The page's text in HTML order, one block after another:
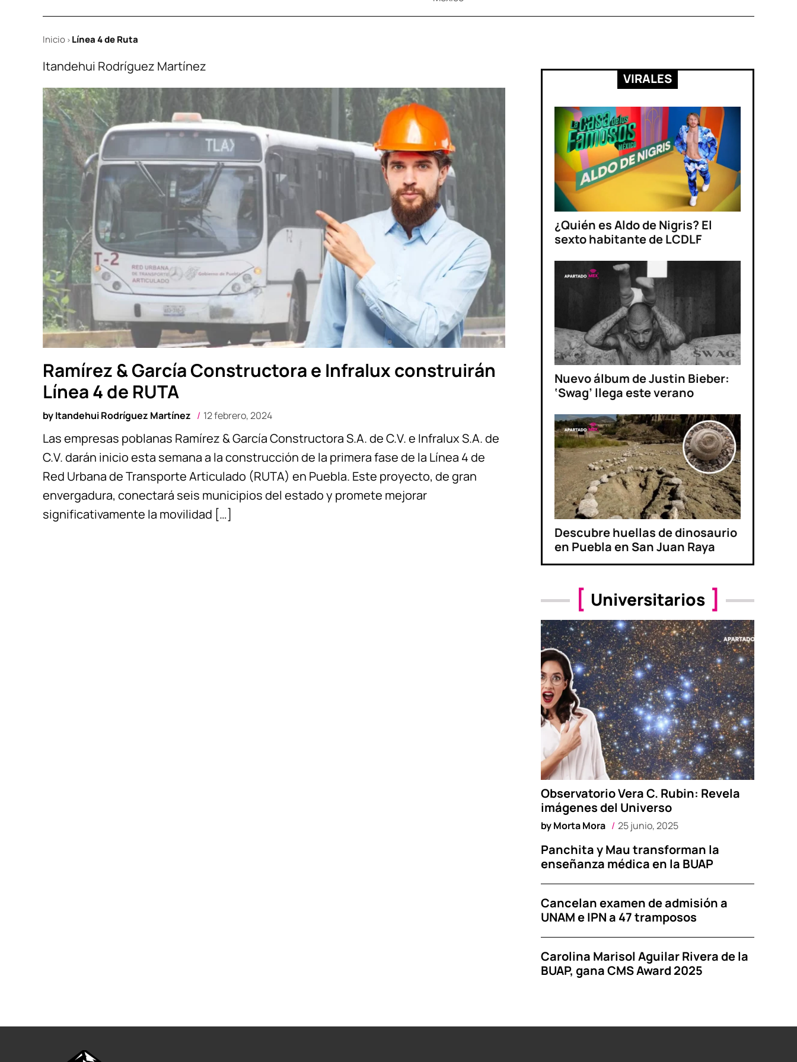
Inicio > Línea 4 de Ruta
Itandehui Rodríguez Martínez
Ramírez & García Constructora e Infralux construirán
Línea 4 de RUTA
byItandehui Rodríguez Martínez 12 febrero, 2024
Las empresas poblanas Ramírez & García Constructora S.A. de C.V. e Infralux S.A. de
C.V. darán inicio esta semana a la construcción de la primera fase de la Línea 4 de
Red Urbana de Transporte Articulado (RUTA) en Puebla. Este proyecto, de gran
envergadura, conectará seis municipios del estado y promete mejorar
significativamente la movilidad […]
VIRALES
¿Quién es Aldo de Nigris? El
sexto habitante de LCDLF
Nuevo álbum de Justin Bieber:
‘Swag’ llega este verano
Descubre huellas de dinosaurio
en Puebla en San Juan Raya
Universitarios
Observatorio Vera C. Rubin: Revela
imágenes del Universo
byMorta Mora 25 junio, 2025
Panchita y Mau transforman la
enseñanza médica en la BUAP
Cancelan examen de admisión a
UNAM e IPN a 47 tramposos
Carolina Marisol Aguilar Rivera de la
BUAP, gana CMS Award 2025